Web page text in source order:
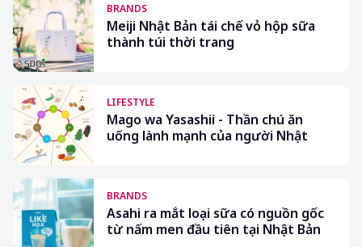
BRANDS
Meiji Nhật Bản tái chế vỏ hộp sữa
thành túi thời trang
LIFESTYLE
Mago wa Yasashii - Thần chú ăn
uống lành mạnh của người Nhật
BRANDS
Asahi ra mắt loại sữa có nguồn gốc
từ nấm men đầu tiên tại Nhật Bản